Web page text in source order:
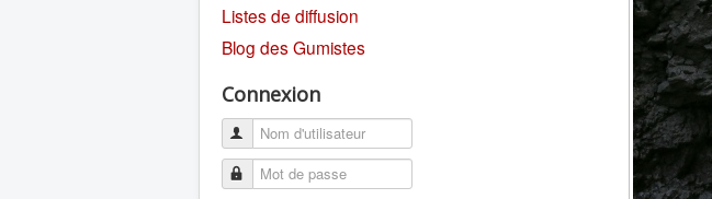
Listes de diffusion
Blog des Gumistes
Connexion